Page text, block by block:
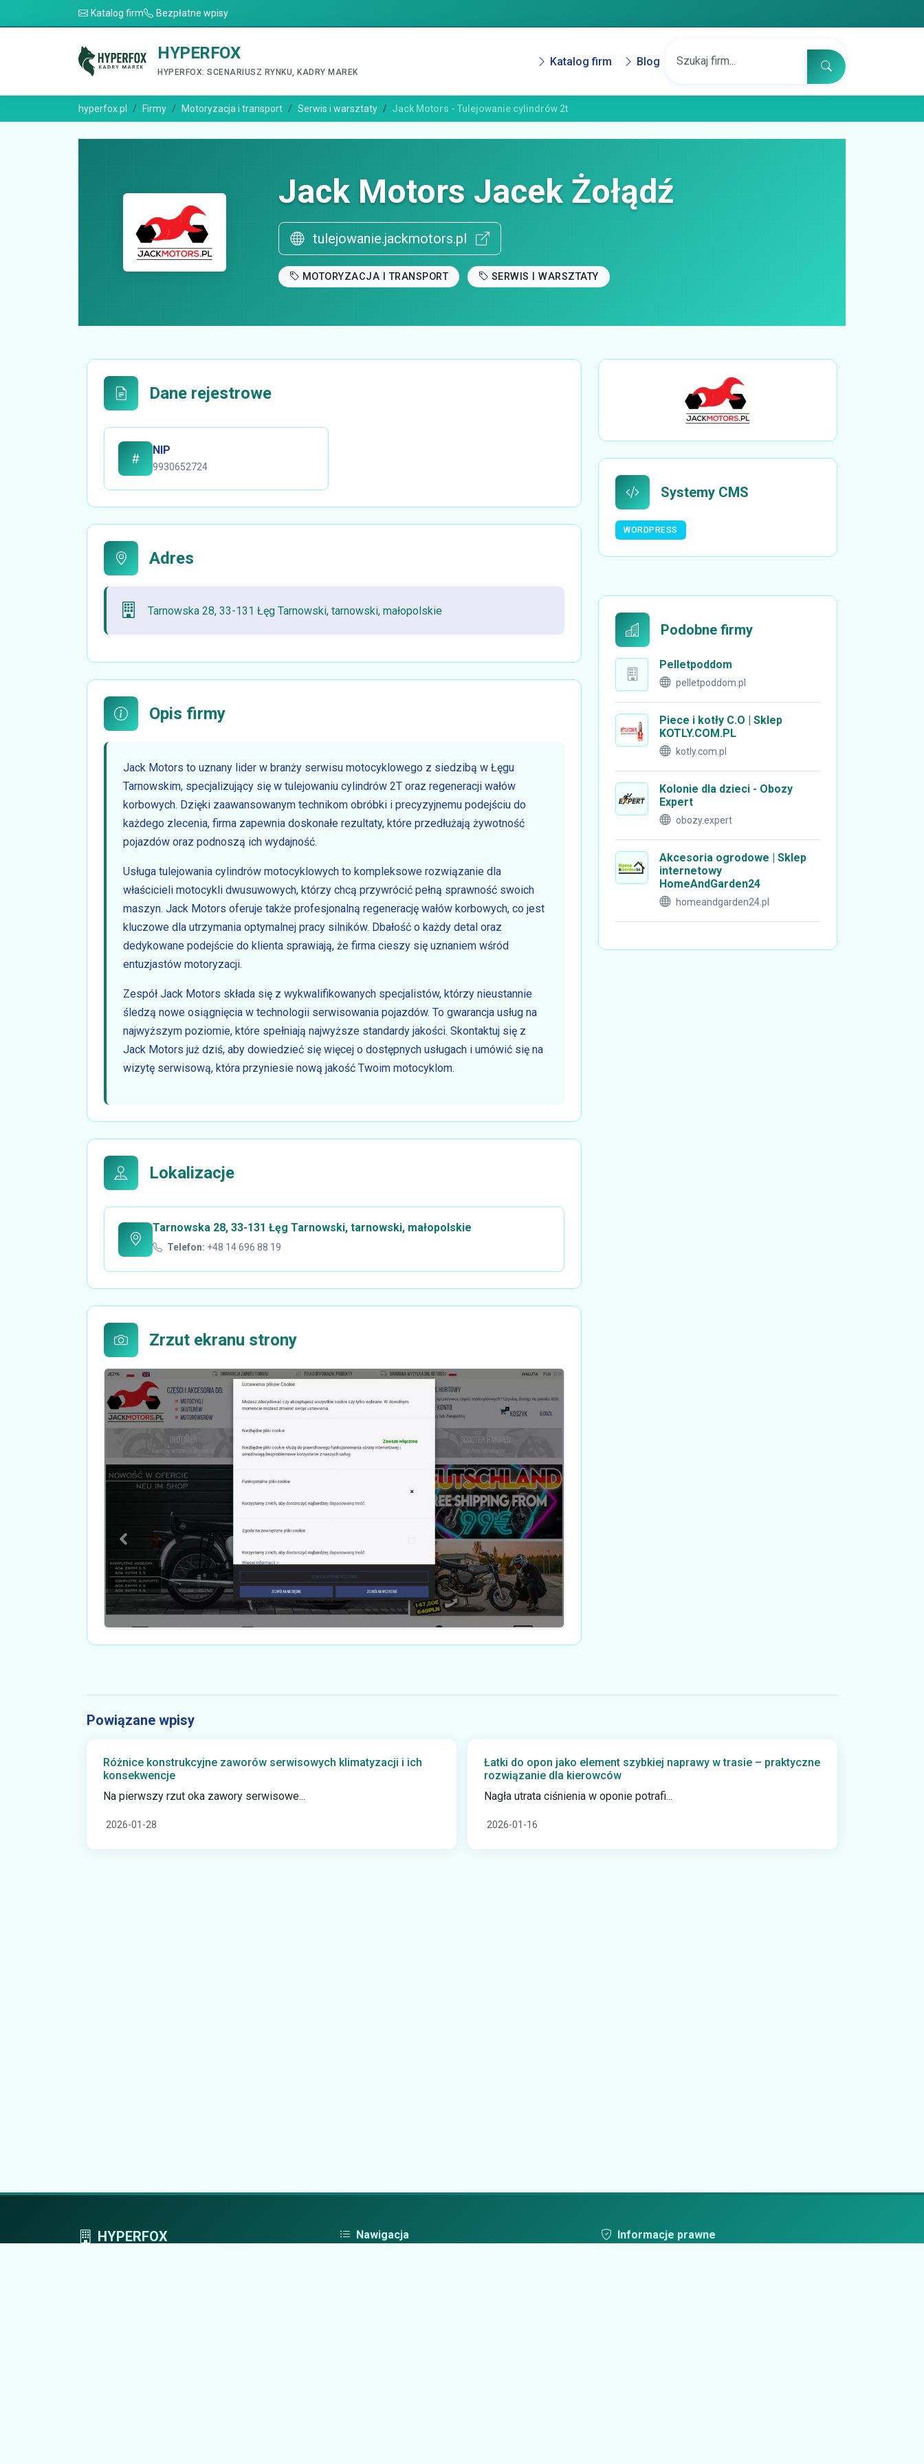
Katalog firm Bezpłatne wpisy
HYPERFOX
HYPERFOX: SCENARIUSZ RYNKU, KADRY MAREK
Katalog firm Blog
hyperfox.pl Firmy Motoryzacja i transport Serwis i warsztaty Jack Motors - Tulejowanie cylindrów 2t
Jack Motors Jacek Żołądź
tulejowanie.jackmotors.pl
MOTORYZACJA I TRANSPORT SERWIS I WARSZTATY
Dane rejestrowe
NIP
9930652724
Adres
Tarnowska 28, 33-131 Łęg Tarnowski, tarnowski, małopolskie
Opis firmy
Jack Motors to uznany lider w branży serwisu motocyklowego z siedzibą w Łęgu
Tarnowskim, specjalizujący się w tulejowaniu cylindrów 2T oraz regeneracji wałów
korbowych. Dzięki zaawansowanym technikom obróbki i precyzyjnemu podejściu do
każdego zlecenia, firma zapewnia doskonałe rezultaty, które przedłużają żywotność
pojazdów oraz podnoszą ich wydajność.
Usługa tulejowania cylindrów motocyklowych to kompleksowe rozwiązanie dla
właścicieli motocykli dwusuwowych, którzy chcą przywrócić pełną sprawność swoich
maszyn. Jack Motors oferuje także profesjonalną regenerację wałów korbowych, co jest
kluczowe dla utrzymania optymalnej pracy silników. Dbałość o każdy detal oraz
dedykowane podejście do klienta sprawiają, że firma cieszy się uznaniem wśród
entuzjastów motoryzacji.
Zespół Jack Motors składa się z wykwalifikowanych specjalistów, którzy nieustannie
śledzą nowe osiągnięcia w technologii serwisowania pojazdów. To gwarancja usług na
najwyższym poziomie, które spełniają najwyższe standardy jakości. Skontaktuj się z
Jack Motors już dziś, aby dowiedzieć się więcej o dostępnych usługach i umówić się na
wizytę serwisową, która przyniesie nową jakość Twoim motocyklom.
Lokalizacje
Tarnowska 28, 33-131 Łęg Tarnowski, tarnowski, małopolskie
Telefon: +48 14 696 88 19
Zrzut ekranu strony
Systemy CMS
WORDPRESS
Podobne firmy
Pelletpoddom
pelletpoddom.pl
Piece i kotły C.O | Sklep
KOTLY.COM.PL
kotly.com.pl
Kolonie dla dzieci - Obozy
Expert
obozy.expert
Akcesoria ogrodowe | Sklep
internetowy
HomeAndGarden24
homeandgarden24.pl
Powiązane wpisy
Różnice konstrukcyjne zaworów serwisowych klimatyzacji i ich
konsekwencje
Na pierwszy rzut oka zawory serwisowe...
2026-01-28
Łatki do opon jako element szybkiej naprawy w trasie – praktyczne
rozwiązanie dla kierowców
Nagła utrata ciśnienia w oponie potrafi...
2026-01-16
HYPERFOX Nawigacja Informacje prawne